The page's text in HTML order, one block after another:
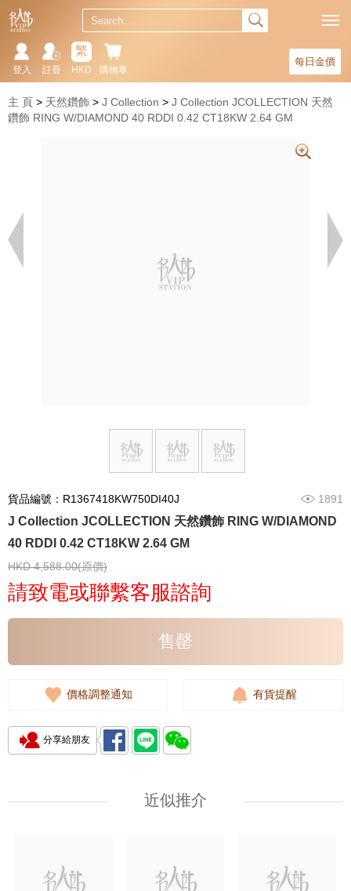
每日金價
購物車
繁
HKD
註冊
登入
主 頁 天然鑽飾 J Collection
J Collection JCOLLECTION 天然
鑽飾 RING W/DIAMOND 40 RDDI 0.42 CT18KW 2.64 GM
貨品編號：R1367418KW750DI40J 1891
J Collection JCOLLECTION 天然鑽飾 RING W/DIAMOND
40 RDDI 0.42 CT18KW 2.64 GM
HKD 4,588.00(原價)
請致電或聯繫客服諮詢
售罄
價格調整通知 有貨提醒
分享給朋友
近似推介